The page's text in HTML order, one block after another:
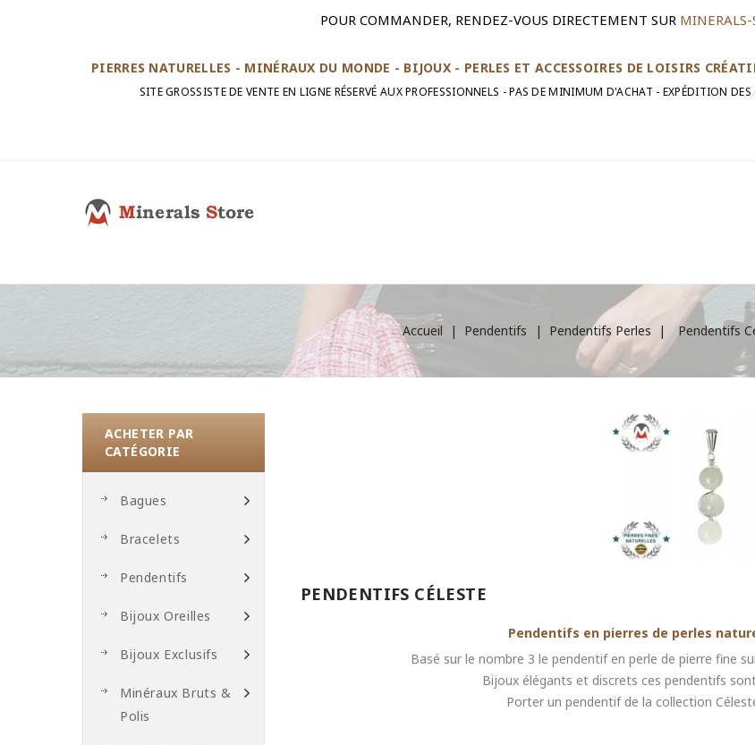
POUR COMMANDER, RENDEZ-VOUS DIRECTEMENT SUR MINERALS-
PIERRES NATURELLES - MINÉRAUX DU MONDE - BIJOUX - PERLES ET ACCESSOIRES DE LOISIRS
SITE GROSSISTE DE VENTE EN LIGNE RÉSERVÉ AUX PROFESSIONNELS - PAS DE MINIMUM D'ACHAT - EXPÉDITION
Accueil Pendentifs Pendentifs Perles Pendentifs
ACHETER PAR
CATÉGORIE
Bagues
Bracelets
Pendentifs
Bijoux Oreilles
Bijoux Exclusifs
Minéraux Bruts &
Polis
PENDENTIFS CÉLESTE
Pendentifs en pierres de perles
Basé sur le nombre 3 le pendentif en perle de pierre fine
Bijoux élégants et discrets ces pendentifs
Porter un pendentif de la collection